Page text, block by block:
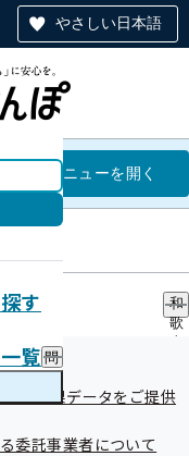
やさしい日本語
す
覧 問
い
せ
和歌山支部
メニューを開く
和
歌
の
の結果データをご提供
委託事業者について